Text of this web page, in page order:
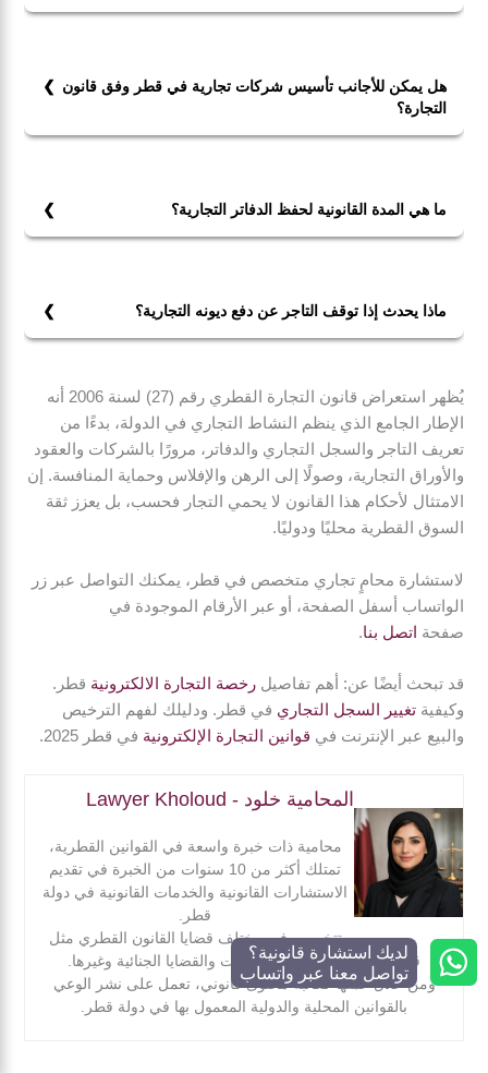
لمدة لا تقل عن عشر سنوات.
هل يمكن للأجانب تأسيس شركات تجارية في قطر وفق قانون
التجارة؟
التجارية رقم 11 لسنة 2015 ولوائح وزارة التجارة والصناعة.
ما هي المدة القانونية لحفظ الدفاتر التجارية؟
ماذا يحدث إذا توقف التاجر عن دفع ديونه التجارية؟
يُظهر استعراض قانون التجارة القطري رقم (27) لسنة 2006 أنه
الإطار الجامع الذي ينظم النشاط التجاري في الدولة، بدءًا من
تعريف التاجر والسجل التجاري والدفاتر، مرورًا بالشركات والعقود
والأوراق التجارية، وصولًا إلى الرهن والإفلاس وحماية المنافسة. إن
الامتثال لأحكام هذا القانون لا يحمي التجار فحسب، بل يعزز ثقة
السوق القطرية محليًا ودوليًا.
لاستشارة محامٍ تجاري متخصص في قطر، يمكنك التواصل عبر زر
الواتساب أسفل الصفحة، أو عبر الأرقام الموجودة في
صفحة اتصل بنا.
قد تبحث أيضًا عن: أهم تفاصيلرخصة التجارة الالكترونية قطر.
وكيفيةتغيير السجل التجاري في قطر. ودليلك لفهم الترخيص
والبيع عبر الإنترنت في قوانين التجارة الإلكترونية في قطر 2025.
المحامية خلود - Lawyer Kholoud
محامية ذات خبرة واسعة في القوانين القطرية،
تمتلك أكثر من 10 سنوات من الخبرة في تقديم
الاستشارات القانونية والخدمات القانونية في دولة
قطر.
تتخصص في مختلف قضايا القانون القطري مثل
قانون الأسرة وتأسيس الشركات والقضايا الجنائية وغيرها.
ومن خلال عملها ككاتبة محتوى قانوني، تعمل على نشر الوعي
بالقوانين المحلية والدولية المعمول بها في دولة قطر.
لديك استشارة قانونية؟
تواصل معنا عبر واتساب